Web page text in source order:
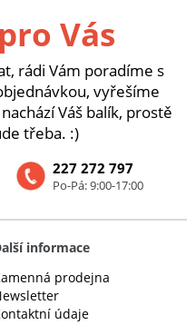
Vás
rádi Vám poradíme s
vyřešíme
Váš balík, prostě
třeba. :)
227 272 797
Po-Pá: 9:00-17:00
informace
prodejna
údaje